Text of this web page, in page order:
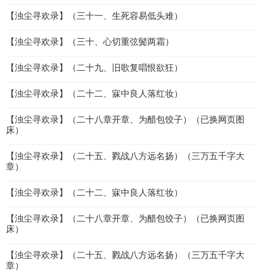
【浊尘寻欢录】（三十一、生死容易低头难）
【浊尘寻欢录】（三十、心切重弦鬓两霜）
【浊尘寻欢录】（二十九、旧歌复唱恨欲狂）
【浊尘寻欢录】（二十二、寐中良人落红妆）
【浊尘寻欢录】（二十八章开章、为醋包饺子）（已换网页图
床）
【浊尘寻欢录】（二十五、戮战八方远名扬）（三万五千字大
章）
【浊尘寻欢录】（二十二、寐中良人落红妆）
【浊尘寻欢录】（二十八章开章、为醋包饺子）（已换网页图
床）
【浊尘寻欢录】（二十五、戮战八方远名扬）（三万五千字大
章）